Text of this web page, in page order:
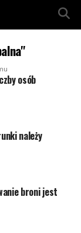
osób
należy
broni jest